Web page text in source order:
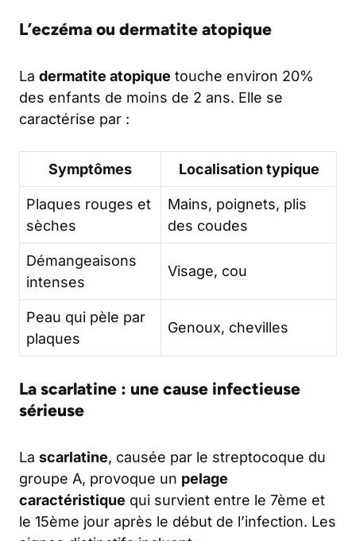
L’eczéma ou dermatite atopique
La dermatite atopique touche environ 20%
des enfants de moins de 2 ans. Elle se
caractérise par :
Symptômes Localisation typique
Plaques rouges et
sèches
Mains, poignets, plis
des coudes
Démangeaisons
intenses
Visage, cou
Peau qui pèle par
plaques
Genoux, chevilles
La scarlatine : une cause infectieuse
sérieuse
La scarlatine, causée par le streptocoque du
groupe A, provoque un pelage
caractéristique qui survient entre le 7ème et
le 15ème jour après le début de l’infection. Les